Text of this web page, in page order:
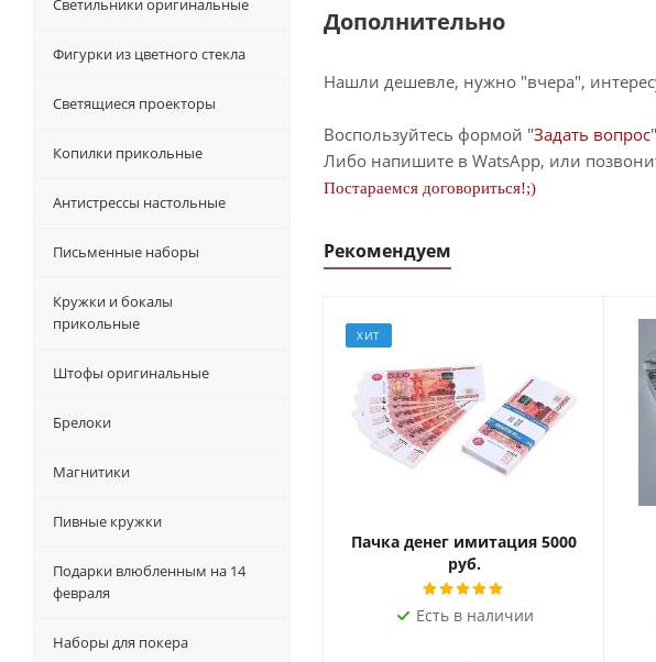
Дополнительно
Нашли дешевле, нужно "вчера",
Воспользуйтесь формой "Задать вопрос
Либо напишите в WatsApp, или
Постараемся договориться!;)
Рекомендуем
ХИТ
Пачка денег имитация 5000
руб.
Есть в наличии
Светильники оригинальные
Фигурки из цветного стекла
Светящиеся проекторы
Копилки прикольные
Антистрессы настольные
Письменные наборы
Кружки и бокалы
прикольные
Штофы оригинальные
Брелоки
Магнитики
Пивные кружки
Подарки влюбленным на 14
февраля
Наборы для покера